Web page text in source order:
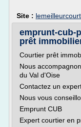
Site :
emprunt-cub-
prêt
Courtier prêt
Nous
du Val d'Oise
Contactez un
Nous vous
Emprunt CUB
Expert courtier en